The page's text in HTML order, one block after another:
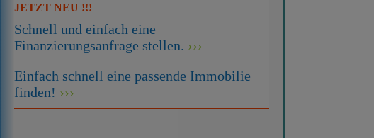
JETZT NEU !!!
Schnell und einfach eine
Finanzierungsanfrage stellen.
Einfach schnell eine passende Immobilie
finden!